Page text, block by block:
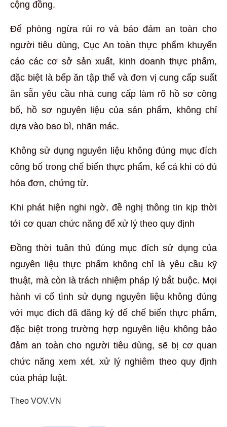
cộng đồng.
Để phòng ngừa rủi ro và bảo đảm an toàn cho
người tiêu dùng, Cục An toàn thực phẩm khuyến
cáo các cơ sở sản xuất, kinh doanh thực phẩm,
đặc biệt là bếp ăn tập thể và đơn vị cung cấp suất
ăn sẵn yêu cầu nhà cung cấp làm rõ hồ sơ công
bố, hồ sơ nguyên liệu của sản phẩm, không chỉ
dựa vào bao bì, nhãn mác.
Không sử dụng nguyên liệu không đúng mục đích
công bố trong chế biến thực phẩm, kể cả khi có đủ
hóa đơn, chứng từ.
Khi phát hiện nghi ngờ, đề nghị thông tin kịp thời
tới cơ quan chức năng để xử lý theo quy định
Đồng thời tuân thủ đúng mục đích sử dụng của
nguyên liệu thực phẩm không chỉ là yêu cầu kỹ
thuật, mà còn là trách nhiệm pháp lý bắt buộc. Mọi
hành vi cố tình sử dụng nguyên liệu không đúng
với mục đích đã đăng ký để chế biến thực phẩm,
đặc biệt trong trường hợp nguyên liệu không bảo
đảm an toàn cho người tiêu dùng, sẽ bị cơ quan
chức năng xem xét, xử lý nghiêm theo quy định
của pháp luật.
Theo VOV.VN